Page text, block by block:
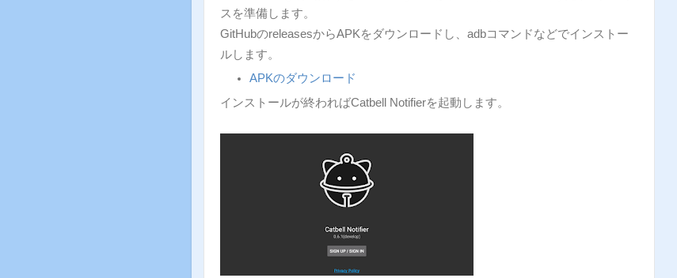
スを準備します。
GitHubのreleasesからAPKをダウンロードし、adbコマンドなどでインストー
ルします。
APKのダウンロード
インストールが終わればCatbell Notifierを起動します。